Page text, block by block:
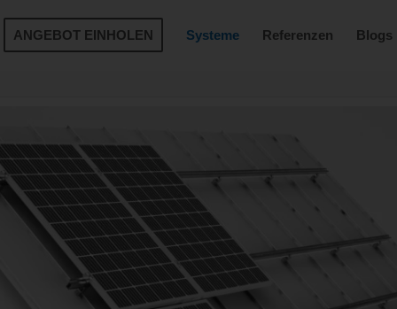
ANGEBOT EINHOLEN Systeme Referenzen Blogs